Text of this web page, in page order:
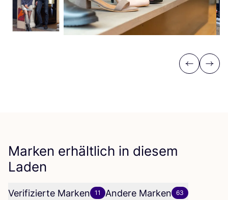
Previous
Next
Marken erhältlich in diesem
Laden
Verifizierte Marken 11 Andere Marken 63